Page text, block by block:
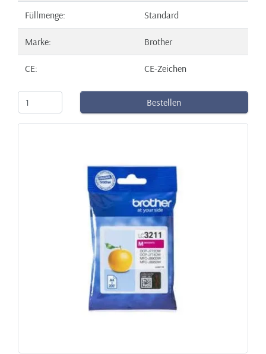
Füllmenge: Standard
Marke: Brother
CE: CE-Zeichen
Bestellen